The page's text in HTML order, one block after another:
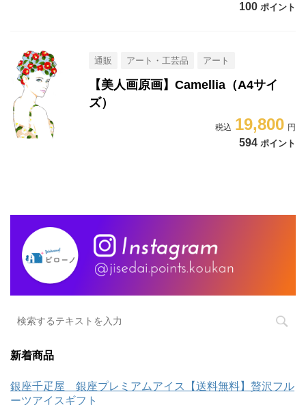
100 ポイント
通販 アート・工芸品 アート
【美人画原画】Camellia（A4サイ
ズ）
19,800
594 ポイント
新着商品
銀座千疋屋 銀座プレミアムアイス【送料無料】贅沢フル
ーツアイスギフト